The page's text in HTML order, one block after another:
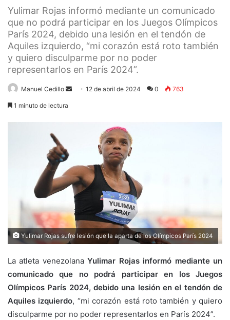
Yulimar Rojas informó mediante un comunicado
que no podrá participar en los Juegos Olímpicos
París 2024, debido una lesión en el tendón de
Aquiles izquierdo, “mi corazón está roto también
y quiero disculparme por no poder
representarlos en París 2024”.
Manuel Cedillo
Send12 de abril de 2024 0 763
1 minuto de lectura
Yulimar Rojas sufre lesión que la aparta de los Olímpicos París 2024
La atleta venezolanaYulimar Rojas informó mediante un
comunicado que no podrá participar en los Juegos
Olímpicos París 2024, debido una lesión en el tendón de
Aquiles izquierdo, “mi corazón está roto también y quiero
disculparme por no poder representarlos en París 2024”.